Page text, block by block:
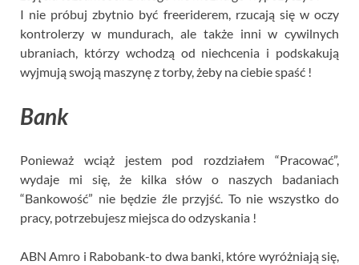
I nie próbuj zbytnio być freeriderem, rzucają się w oczy
kontrolerzy w mundurach, ale także inni w cywilnych
ubraniach, którzy wchodzą od niechcenia i podskakują
wyjmują swoją maszynę z torby, żeby na ciebie spaść !
Bank
Ponieważ wciąż jestem pod rozdziałem “Pracować”,
wydaje mi się, że kilka słów o naszych badaniach
“Bankowość” nie będzie źle przyjść. To nie wszystko do
pracy, potrzebujesz miejsca do odzyskania !
ABN Amro i Rabobank-to dwa banki, które wyróżniają się,